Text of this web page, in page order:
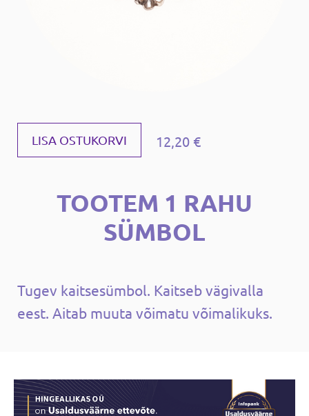
LISA OSTUKORVI 12,20 €
TOOTEM 1 RAHU
SÜMBOL
Tugev kaitsesümbol. Kaitseb vägivalla
eest. Aitab muuta võimatu võimalikuks.